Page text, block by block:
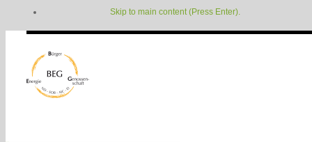
Skip to main content (Press Enter).